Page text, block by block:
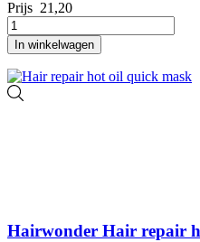
Prijs 21,20
In winkelwagen
Hairwonder Hair repair